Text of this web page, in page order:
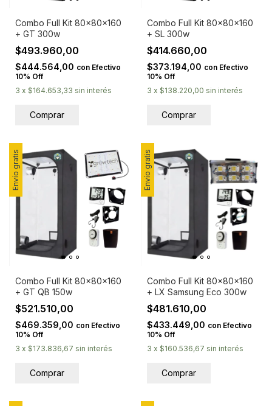
Combo Full Kit 80x80x160
+ GT 300w
$493.960,00
$444.564,00 con Efectivo
10% Off
3 x $164.653,33 sin interés
Combo Full Kit 80x80x160
+ SL 300w
$414.660,00
$373.194,00 con Efectivo
10% Off
3 x $138.220,00 sin interés
Envío gratis
Combo Full Kit 80x80x160
+ GT QB 150w
$521.510,00
$469.359,00 con Efectivo
10% Off
3 x $173.836,67 sin interés
Envío gratis
Combo Full Kit 80x80x160
+ LX Samsung Eco 300w
$481.610,00
$433.449,00 con Efectivo
10% Off
3 x $160.536,67 sin interés